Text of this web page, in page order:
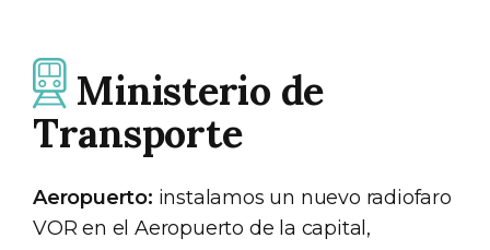
Ministerio de
Transporte
Aeropuerto: instalamos un nuevo radiofaro
VOR en el Aeropuerto de la capital,